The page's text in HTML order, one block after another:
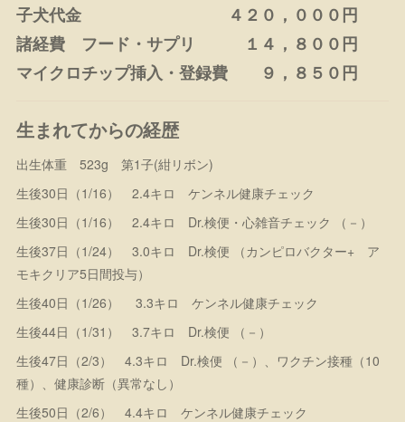
子犬代金 ４２０，０００円
諸経費 フード・サプリ １４，８００円
マイクロチップ挿入・登録費 ９，８５０円
生まれてからの経歴
出生体重 523g 第1子(紺リボン)
生後30日（1/16） 2.4キロ ケンネル健康チェック
生後30日（1/16） 2.4キロ Dr.検便・心雑音チェック （－）
生後37日（1/24） 3.0キロ Dr.検便 （カンピロバクター+ ア
モキクリア5日間投与）
生後40日（1/26） 3.3キロ ケンネル健康チェック
生後44日（1/31） 3.7キロ Dr.検便 （－）
生後47日（2/3） 4.3キロ Dr.検便 （－）、ワクチン接種（10
種）、健康診断（異常なし）
生後50日（2/6） 4.4キロ ケンネル健康チェック